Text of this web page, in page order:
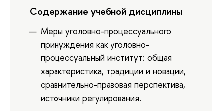
Содержание учебной дисциплины
Меры уголовно-процессуального
принуждения как уголовно-
процессуальный институт: общая
характеристика, традиции и новации,
сравнительно-правовая перспектива,
источники регулирования.